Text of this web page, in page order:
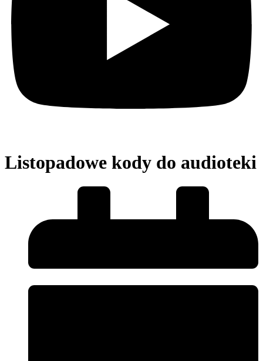
Listopadowe kody do audioteki